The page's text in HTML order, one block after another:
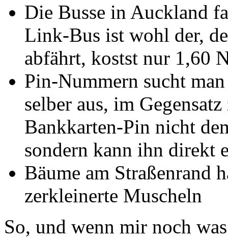
Die Busse in Auckland
Link-Bus ist wohl der,
abfährt, kostst nur 1,60
Pin-Nummern sucht
selber aus, im
Bankkarten-Pin nicht
sondern kann ihn direkt
Bäume am Straßenrand
zerkleinerte Muscheln
So, und wenn mir noch